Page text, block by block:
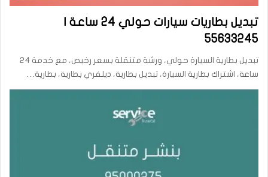
تبديل بطاريات سيارات حولي 24 ساعة |
55633245
تبديل بطارية السيارة حولي، ورشة متنقلة بسعر رخيص، مع خدمة 24
ساعة، اشتراك بطارية السيارة، تبديل بطارية، ديلفري بطارية، بطارية…